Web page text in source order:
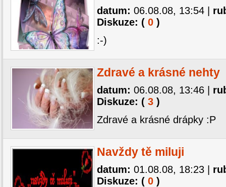
datum: 06.08.08, 13:54
Diskuze: ( 0 )
:-)
Zdravé a krásné nehty
datum: 06.08.08, 13:46
Diskuze: ( 3 )
Zdravé a krásné drápky :P
Navždy tě miluji
datum: 01.08.08, 18:23
Diskuze: ( 0 )